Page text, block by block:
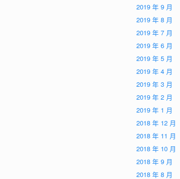
2019 年 9 月
2019 年 8 月
2019 年 7 月
2019 年 6 月
2019 年 5 月
2019 年 4 月
2019 年 3 月
2019 年 2 月
2019 年 1 月
2018 年 12 月
2018 年 11 月
2018 年 10 月
2018 年 9 月
2018 年 8 月